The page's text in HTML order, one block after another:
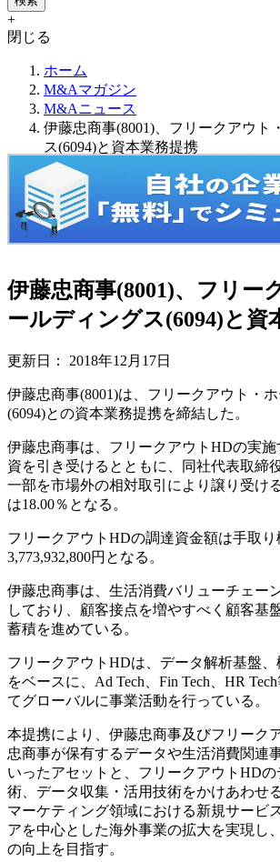
+
閉じる
ホーム
M&Aマガジン
M&Aニュース
伊藤忠商事(8001)、フリークアウト
ス(6094)と資本業務提携
伊藤忠商事(8001)、フリー
ールディングス(6094)と資
更新日： 2018年12月17日
伊藤忠商事(8001)は、フリークアウト・
(6094)との資本業務提携を締結した。
伊藤忠商事は、フリークアウトHDの実
資を引き受けるとともに、同社代表取締
一部を市場外の相対取引により譲り受け
は18.00％となる。
フリークアウトHDの調達資金額は手取
3,773,932,800円となる。
伊藤忠商事は、生活消費バリューチェー
しており、顧客接点を増やすべく顧客基
蓄積を進めている。
フリークアウトHDは、データ解析基盤
をベースに、Ad Tech、Fin Tech、HR
てグローバルに事業活動を行っている。
本提携により、伊藤忠商事及びフリーク
忠商事が保有するデータや生活消費関連
いったアセットと、フリークアウトHD
術、データ収集・活用技術をかけあわせ
マーケティング領域における新規サービ
アを中心とした海外事業の拡大を実現し
の向上を目指す。